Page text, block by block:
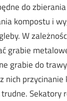
do
kompostu i
W
grabie
grabie do
nich
Sekatory